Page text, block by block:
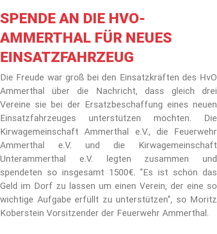
SPENDE AN DIE HVO-
AMMERTHAL FÜR NEUES
EINSATZFAHRZEUG
Die Freude war groß bei den Einsatzkräften des HvO
Ammerthal über die Nachricht, dass gleich drei
Vereine sie bei der Ersatzbeschaffung eines neuen
Einsatzfahrzeuges unterstützen möchten. Die
Kirwagemeinschaft Ammerthal e.V., die Feuerwehr
Ammerthal e.V. und die Kirwagemeinschaft
Unterammerthal e.V. legten zusammen und
spendeten so insgesamt 1500€. "Es ist schön das
Geld im Dorf zu lassen um einen Verein, der eine so
wichtige Aufgabe erfüllt zu unterstützen", so Moritz
Koberstein Vorsitzender der Feuerwehr Ammerthal.